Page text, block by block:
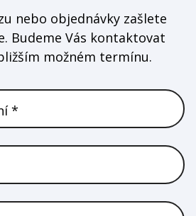
nebo objednávky zašlete
Budeme Vás kontaktovat
možném termínu.
*